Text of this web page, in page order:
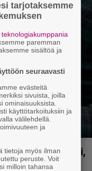
– päävoitto tuli,
tarjotaksemme
teknologiakumppania
paremman
sisältöä ja
seuraavasti
evästeitä
sivuista, joilla
ominaisuuksista.
käyttötarkoituksiin ja
välilehdellä.
ja
tietoja myös ilman
peruste. Voit
milloin tahansa